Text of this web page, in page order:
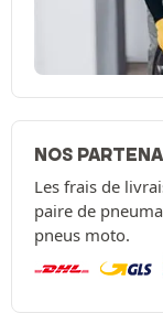
NOS
Les frais de
paire de
pneus moto.